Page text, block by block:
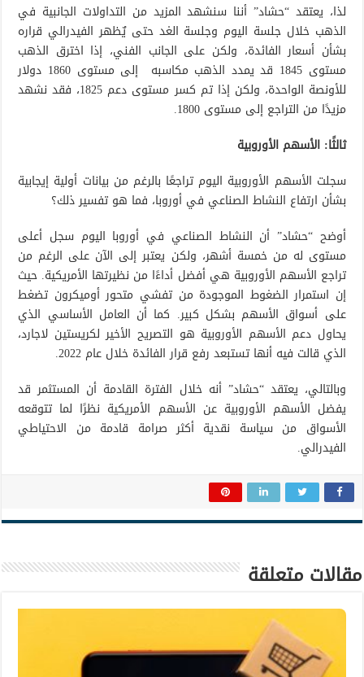
لذا، يعتقد “حشاد” أننا سنشهد المزيد من التداولات الجانبية في
الذهب خلال جلسة اليوم وجلسة الغد حتى يٌظهر الفيدرالي قراره
بشأن أسعار الفائدة، ولكن على الجانب الفني، إذا اخترق الذهب
مستوى 1845 قد يمدد الذهب مكاسبه إلى مستوى 1860 دولار
للأونصة الواحدة، ولكن إذا تم كسر مستوى دعم 1825، فقد نشهد
مزيدًا من التراجع إلى مستوى 1800.
ثالثًا: الأسهم الأوروبية
سجلت الأسهم الأوروبية اليوم تراجعًا بالرغم من بيانات أولية إيجابية
بشأن ارتفاع النشاط الصناعي في أوروبا، فما هو تفسير ذلك؟
أوضح “حشاد” أن النشاط الصناعي في أوروبا اليوم سجل أعلى
مستوى له من خمسة أشهر، ولكن يعتبر إلى الآن على الرغم من
تراجع الأسهم الأوروبية هي أفضل أداءًا من نظيرتها الأمريكية. حيث
إن استمرار الضغوط الموجودة من تفشي متحور أوميكرون تضغط
على أسواق الأسهم بشكل كبير. كما أن العامل الأساسي الذي
يحاول دعم الأسهم الأوروبية هو التصريح الأخير لكريستين لاجارد،
الذي قالت فيه أنها تستبعد رفع قرار الفائدة خلال عام 2022.
وبالتالي، يعتقد “حشاد” أنه خلال الفترة القادمة أن المستثمر قد
يفضل الأسهم الأوروبية عن الأسهم الأمريكية نظرًا لما تتوقعه
الأسواق من سياسة نقدية أكثر صرامة قادمة من الاحتياطي
الفيدرالي.
مقالات متعلقة